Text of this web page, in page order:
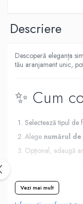
BUCHETE LALELE
BUCHETE MARI
BUCHETE MIXTE
BUCHETE PENTRU
BUCHETE TRANDAFIRI
DE TRANDAFIRI
DE TRANDAFIRI ALBI
DE TRANDAFIRI MOV
Descriere
Descoperă eleganța
tău aranjament unic,
✨ Cum
Selectează tipul de
Alege numărul
Opțional, adaugă
🌿
Vezi mai mult